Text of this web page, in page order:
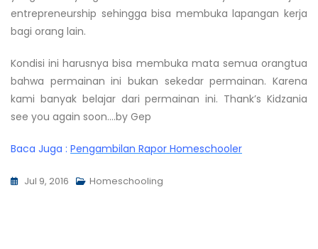
entrepreneurship sehingga bisa membuka lapangan kerja
bagi orang lain.
Kondisi ini harusnya bisa membuka mata semua orangtua
bahwa permainan ini bukan sekedar permainan. Karena
kami banyak belajar dari permainan ini. Thank’s Kidzania
see you again soon….by Gep
Baca Juga : Pengambilan Rapor Homeschooler
Jul 9, 2016 Homeschooling